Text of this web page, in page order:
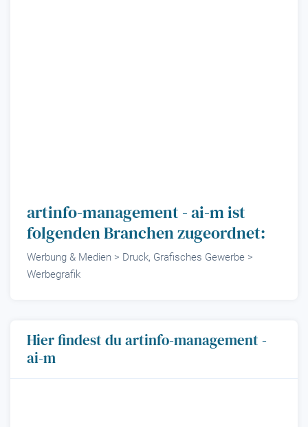
artinfo-management - ai-m ist
folgenden Branchen zugeordnet:
Werbung & Medien > Druck, Grafisches Gewerbe >
Werbegrafik
Hier findest du artinfo-management -
ai-m